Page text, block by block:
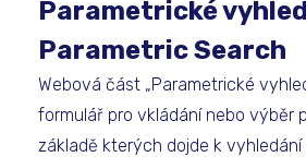
Parametrické
Parametric Search
Webová část „Parametrické
formulář pro vkládání nebo výběr
základě kterých dojde k